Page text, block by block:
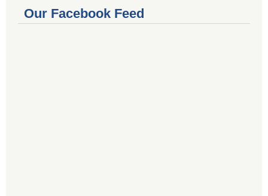
Our Facebook Feed